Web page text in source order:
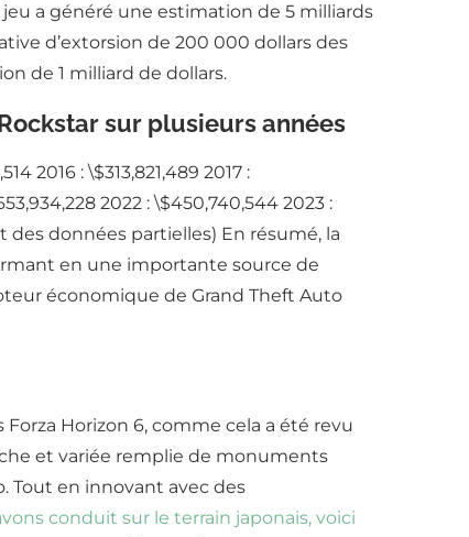
a généré une estimation de 5 milliards
d’extorsion de 200 000 dollars des
de 1 milliard de dollars.
sur plusieurs années
2016 : \$313,821,489 2017 :
2022 : \$450,740,544 2023 :
des données partielles) En résumé, la
en une importante source de
économique de Grand Theft Auto
Horizon 6, comme cela a été revu
et variée remplie de monuments
Tout en innovant avec des
conduit sur le terrain japonais, voici